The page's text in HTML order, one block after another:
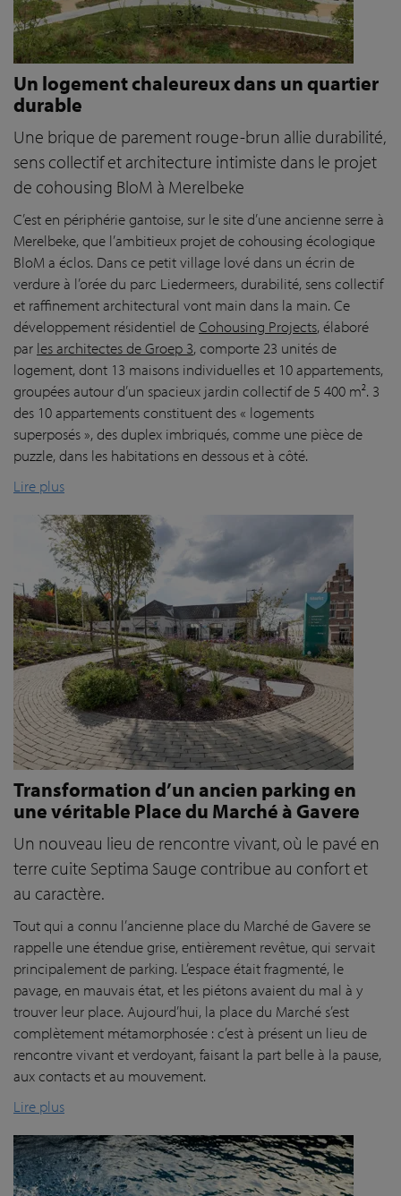
Un logement chaleureux dans un quartier
durable
Une brique de parement rouge-brun allie durabilité,
sens collectif et architecture intimiste dans le projet
de cohousing BloM à Merelbeke
C’est en périphérie gantoise, sur le site d’une ancienne serre à
Merelbeke, que l’ambitieux projet de cohousing écologique
BloM a éclos. Dans ce petit village lové dans un écrin de
verdure à l’orée du parc Liedermeers, durabilité, sens collectif
et raffinement architectural vont main dans la main. Ce
développement résidentiel deCohousing Projects, élaboré
par les architectes de Groep 3, comporte 23 unités de
logement, dont 13 maisons individuelles et 10 appartements,
groupées autour d’un spacieux jardin collectif de 5 400 m². 3
des 10 appartements constituent des « logements
superposés », des duplex imbriqués, comme une pièce de
puzzle, dans les habitations en dessous et à côté.
Lire plus
Transformation d’un ancien parking en
une véritable Place du Marché à Gavere
Un nouveau lieu de rencontre vivant, où le pavé en
terre cuite Septima Sauge contribue au confort et
au caractère.
Tout qui a connu l’ancienne place du Marché de Gavere se
rappelle une étendue grise, entièrement revêtue, qui servait
principalement de parking. L’espace était fragmenté, le
pavage, en mauvais état, et les piétons avaient du mal à y
trouver leur place. Aujourd’hui, la place du Marché s’est
complètement métamorphosée : c’est à présent un lieu de
rencontre vivant et verdoyant, faisant la part belle à la pause,
aux contacts et au mouvement.
Lire plus